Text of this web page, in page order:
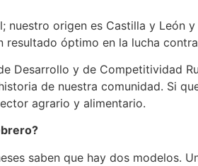
nuestro origen es Castilla y
resultado óptimo en la lucha
Desarrollo y de Competitividad
de nuestra comunidad. Si
agrario y alimentario.
saben que hay dos modelos.